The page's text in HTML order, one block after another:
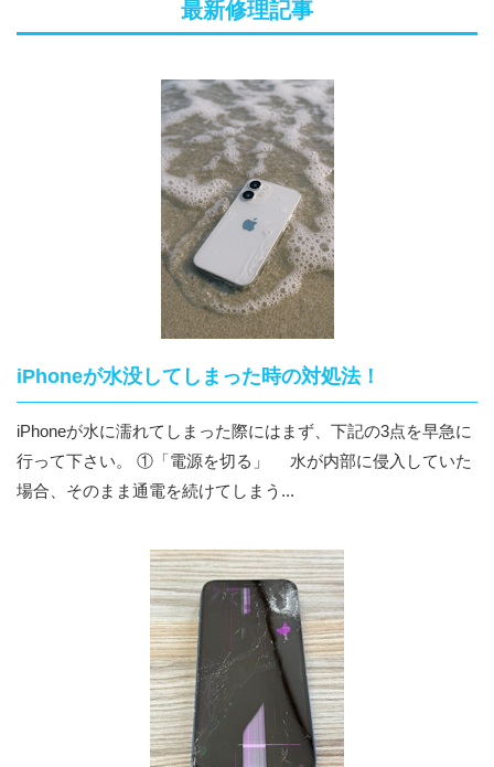
最新修理記事
iPhoneが水没してしまった時の対処法！
iPhoneが水に濡れてしまった際にはまず、下記の3点を早急に
行って下さい。 ①「電源を切る」 水が内部に侵入していた
場合、そのまま通電を続けてしまう...